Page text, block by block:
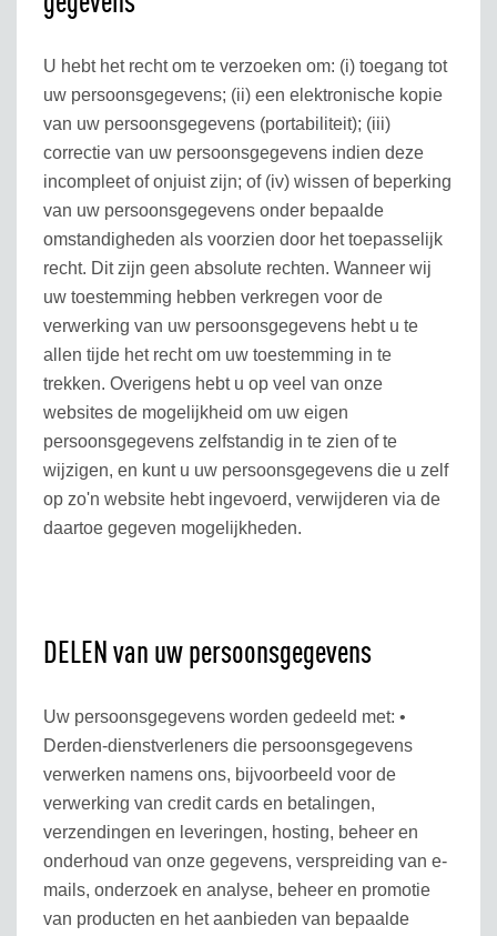
U hebt het recht om te verzoeken om: (i) toegang tot
uw persoonsgegevens; (ii) een elektronische kopie
van uw persoonsgegevens (portabiliteit); (iii)
correctie van uw persoonsgegevens indien deze
incompleet of onjuist zijn; of (iv) wissen of beperking
van uw persoonsgegevens onder bepaalde
omstandigheden als voorzien door het toepasselijk
recht. Dit zijn geen absolute rechten. Wanneer wij
uw toestemming hebben verkregen voor de
verwerking van uw persoonsgegevens hebt u te
allen tijde het recht om uw toestemming in te
trekken. Overigens hebt u op veel van onze
websites de mogelijkheid om uw eigen
persoonsgegevens zelfstandig in te zien of te
wijzigen, en kunt u uw persoonsgegevens die u zelf
op zo'n website hebt ingevoerd, verwijderen via de
daartoe gegeven mogelijkheden.
DELEN van uw persoonsgegevens
Uw persoonsgegevens worden gedeeld met: •
Derden-dienstverleners die persoonsgegevens
verwerken namens ons, bijvoorbeeld voor de
verwerking van credit cards en betalingen,
verzendingen en leveringen, hosting, beheer en
onderhoud van onze gegevens, verspreiding van e-
mails, onderzoek en analyse, beheer en promotie
van producten en het aanbieden van bepaalde